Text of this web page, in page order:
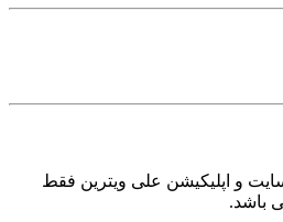
و اپلیکیشن علی ویترین فقط
باشد.